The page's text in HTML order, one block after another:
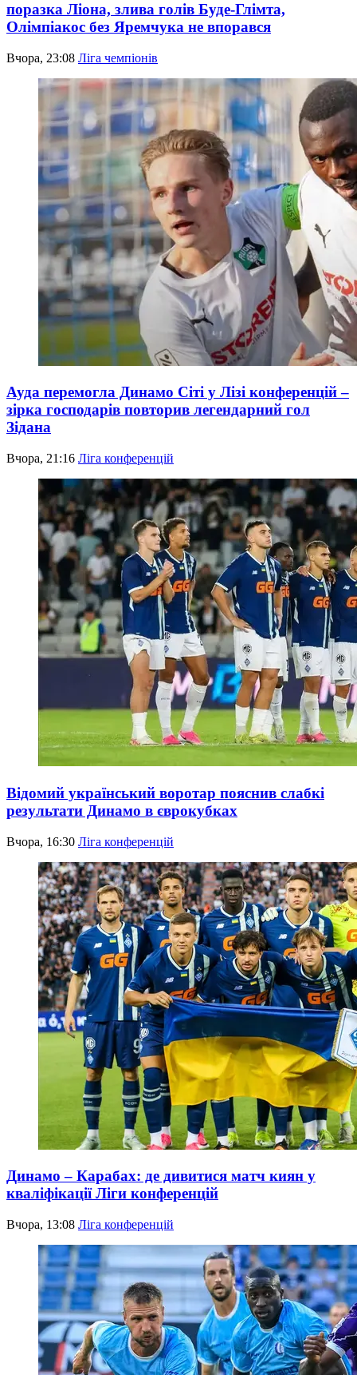
поразка Ліона, злива голів Буде-Глімта,
Олімпіакос без Яремчука не впорався
Вчора, 23:08 Ліга чемпіонів
Ауда перемогла Динамо Сіті у Лізі конференцій –
зірка господарів повторив легендарний гол
Зідана
Вчора, 21:16 Ліга конференцій
Відомий український воротар пояснив слабкі
результати Динамо в єврокубках
Вчора, 16:30 Ліга конференцій
Динамо – Карабах: де дивитися матч киян у
кваліфікації Ліги конференцій
Вчора, 13:08 Ліга конференцій